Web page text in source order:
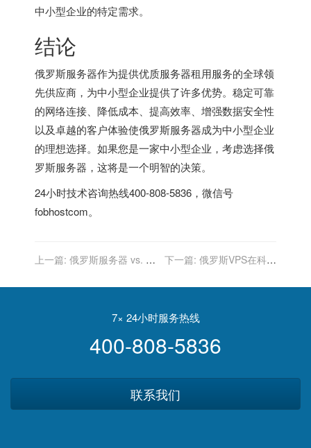
中小型企业的特定需求。
结论
俄罗斯服务器作为提供优质服务器租用服务的全球领
先供应商，为中小型企业提供了许多优势。稳定可靠
的网络连接、降低成本、提高效率、增强数据安全性
以及卓越的客户体验使俄罗斯服务器成为中小型企业
的理想选择。如果您是一家中小型企业，考虑选择俄
罗斯服务器，这将是一个明智的决策。
24小时技术咨询热线400-808-5836，微信号
fobhostcom。
上一篇: 俄罗斯服务器 vs. 印
下一篇: 俄罗斯VPS在科研
7× 24小时服务热线
400-808-5836
联系我们